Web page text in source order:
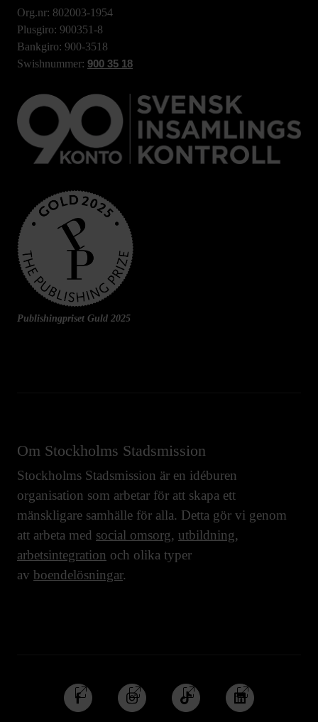
Org.nr: 802003-1954
Plusgiro: 900351-8
Bankgiro: 900-3518
Swishnummer: 900 35 18
Publishingpriset Guld 2025
Om Stockholms Stadsmission
Stockholms Stadsmission är en idéburen
organisation som arbetar för att skapa ett
mänskligare samhälle för alla. Detta gör vi genom
att arbeta med social omsorg, utbildning,
arbetsintegration och olika typer
av boendelösningar.
Följ
oss
Följ
oss
Följ
oss
Följ
oss